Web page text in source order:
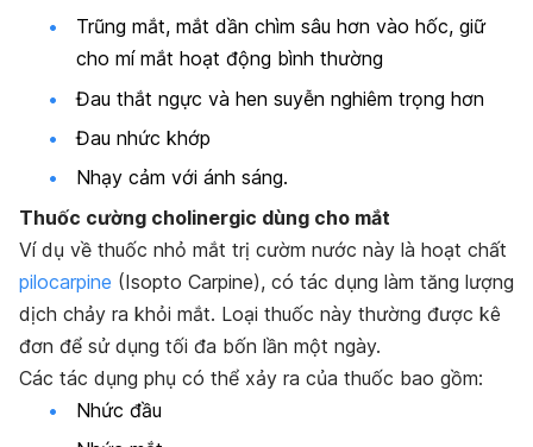
Trũng mắt, mắt dần chìm sâu hơn vào hốc, giữ
cho mí mắt hoạt động bình thường
Đau thắt ngực và hen suyễn nghiêm trọng hơn
Đau nhức khớp
Nhạy cảm với ánh sáng.
Thuốc cường cholinergic dùng cho mắt
Ví dụ về thuốc nhỏ mắt trị cườm nước này là hoạt chất
pilocarpine (Isopto Carpine), có tác dụng làm tăng lượng
dịch chảy ra khỏi mắt. Loại thuốc này thường được kê
đơn để sử dụng tối đa bốn lần một ngày.
Các tác dụng phụ có thể xảy ra của thuốc bao gồm:
Nhức đầu